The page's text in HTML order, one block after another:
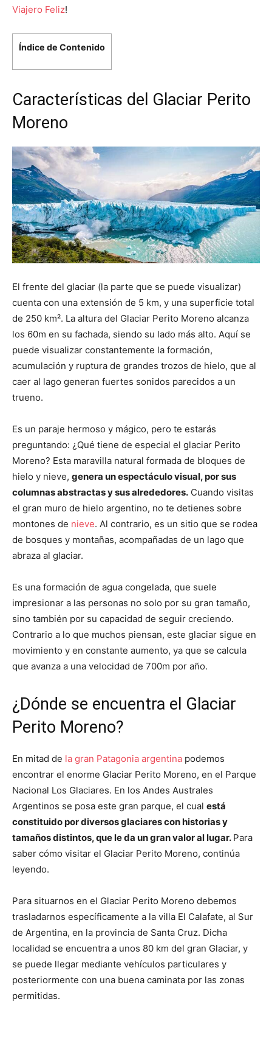
Viajero Feliz!
Índice de Contenido
Características del Glaciar Perito
Moreno
El frente del glaciar (la parte que se puede visualizar)
cuenta con una extensión de 5 km, y una superficie total
de 250 km². La altura del Glaciar Perito Moreno alcanza
los 60m en su fachada, siendo su lado más alto. Aquí se
puede visualizar constantemente la formación,
acumulación y ruptura de grandes trozos de hielo, que al
caer al lago generan fuertes sonidos parecidos a un
trueno.
Es un paraje hermoso y mágico, pero te estarás
preguntando: ¿Qué tiene de especial el glaciar Perito
Moreno? Esta maravilla natural formada de bloques de
hielo y nieve, genera un espectáculo visual, por sus
columnas abstractas y sus alrededores. Cuando visitas
el gran muro de hielo argentino, no te detienes sobre
montones de nieve. Al contrario, es un sitio que se rodea
de bosques y montañas, acompañadas de un lago que
abraza al glaciar.
Es una formación de agua congelada, que suele
impresionar a las personas no solo por su gran tamaño,
sino también por su capacidad de seguir creciendo.
Contrario a lo que muchos piensan, este glaciar sigue en
movimiento y en constante aumento, ya que se calcula
que avanza a una velocidad de 700m por año.
¿Dónde se encuentra el Glaciar
Perito Moreno?
En mitad de la gran Patagonia argentina podemos
encontrar el enorme Glaciar Perito Moreno, en el Parque
Nacional Los Glaciares. En los Andes Australes
Argentinos se posa este gran parque, el cual está
constituido por diversos glaciares con historias y
tamaños distintos, que le da un gran valor al lugar. Para
saber cómo visitar el Glaciar Perito Moreno, continúa
leyendo.
Para situarnos en el Glaciar Perito Moreno debemos
trasladarnos específicamente a la villa El Calafate, al Sur
de Argentina, en la provincia de Santa Cruz. Dicha
localidad se encuentra a unos 80 km del gran Glaciar, y
se puede llegar mediante vehículos particulares y
posteriormente con una buena caminata por las zonas
permitidas.